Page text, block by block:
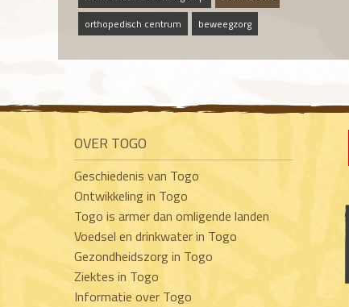
orthopedisch centrum
beweegzorg
OVER TOGO
Geschiedenis van Togo
Ontwikkeling in Togo
Togo is armer dan omligende landen
Voedsel en drinkwater in Togo
Gezondheidszorg in Togo
Ziektes in Togo
Informatie over Togo